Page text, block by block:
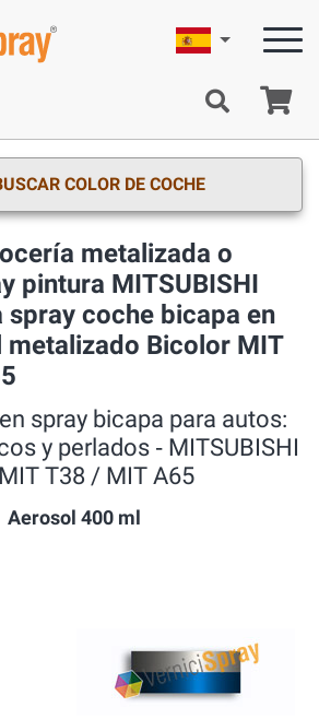
Español
COLOR DE COCHE
metalizada o
pintura MITSUBISHI
spray coche bicapa en
Bicolor MIT
spray bicapa para autos:
y perlados ‐ MITSUBISHI
T38 / MIT A65
Aerosol 400 ml